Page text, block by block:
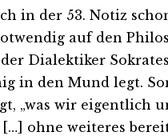
in der 53. Notiz
auf den
Dialektiker
in den Mund legt.
„was wir eigentlich
ohne weiteres